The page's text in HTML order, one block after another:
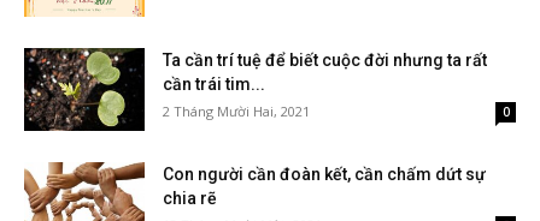
Ta cần trí tuệ để biết cuộc đời nhưng ta rất
cần trái tim...
2 Tháng Mười Hai, 2021 0
Con người cần đoàn kết, cần chấm dứt sự
chia rẽ